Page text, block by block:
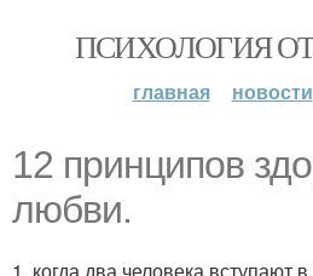
ПСИХОЛОГИЯ
главная новости
12 принципов
любви.